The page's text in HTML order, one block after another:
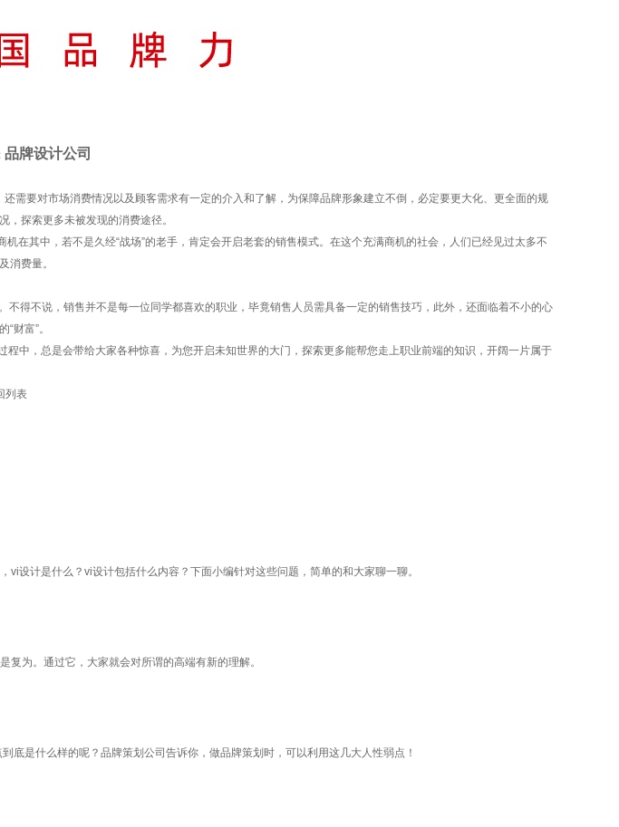
品牌设计公司
要对市场消费情况以及顾客需求有一定的介入和了解，为保障品牌形象建立不倒，必定要更大化、更全面的规
探索更多未被发现的消费途径。
其中，若不是久经“战场”的老手，肯定会开启老套的销售模式。在这个充满商机的社会，人们已经见过太多不
消费量。
不说，销售并不是每一位同学都喜欢的职业，毕竟销售人员需具备一定的销售技巧，此外，还面临着不小的心
财富”。
，总是会带给大家各种惊喜，为您开启未知世界的大门，探索更多能帮您走上职业前端的知识，开阔一片属于
列表
设计是什么？vi设计包括什么内容？下面小编针对这些问题，简单的和大家聊一聊。
为。通过它，大家就会对所谓的高端有新的理解。
是什么样的呢？品牌策划公司告诉你，做品牌策划时，可以利用这几大人性弱点！